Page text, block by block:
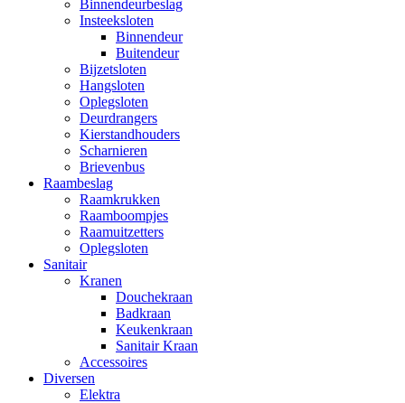
Binnendeurbeslag
Insteeksloten
Binnendeur
Buitendeur
Bijzetsloten
Hangsloten
Oplegsloten
Deurdrangers
Kierstandhouders
Scharnieren
Brievenbus
Raambeslag
Raamkrukken
Raamboompjes
Raamuitzetters
Oplegsloten
Sanitair
Kranen
Douchekraan
Badkraan
Keukenkraan
Sanitair Kraan
Accessoires
Diversen
Elektra